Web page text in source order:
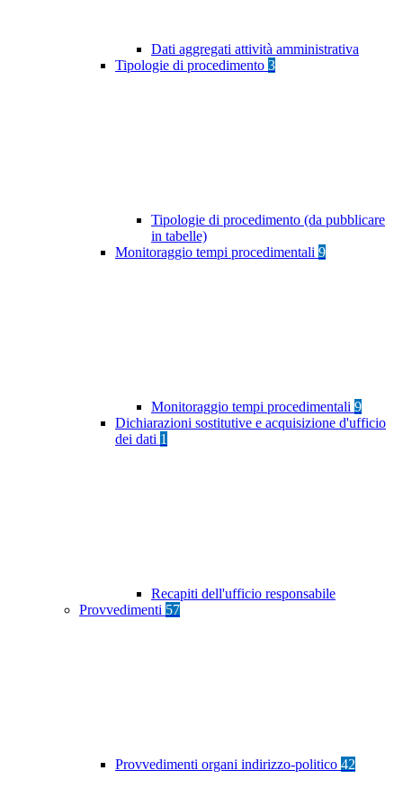
Dati aggregati attività amministrativa
Tipologie di procedimento 3
Tipologie di procedimento (da pubblicare
in tabelle)
Monitoraggio tempi procedimentali 9
Monitoraggio tempi procedimentali 9
Dichiarazioni sostitutive e acquisizione d'ufficio
dei dati 1
Recapiti dell'ufficio responsabile
Provvedimenti 57
Provvedimenti organi indirizzo-politico 42